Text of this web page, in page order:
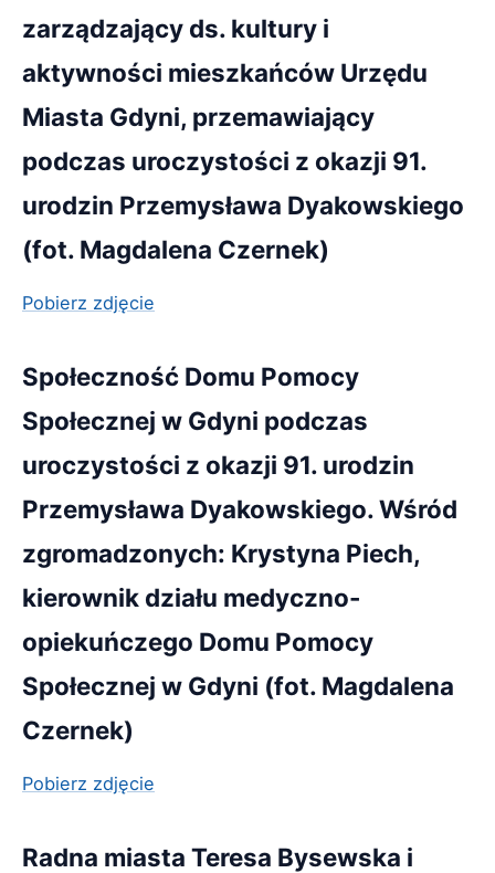
zarządzający ds. kultury i
aktywności mieszkańców Urzędu
Miasta Gdyni, przemawiający
podczas uroczystości z okazji 91.
urodzin Przemysława Dyakowskiego
(fot. Magdalena Czernek)
Pobierz zdjęcie
Społeczność Domu Pomocy
Społecznej w Gdyni podczas
uroczystości z okazji 91. urodzin
Przemysława Dyakowskiego. Wśród
zgromadzonych: Krystyna Piech,
kierownik działu medyczno-
opiekuńczego Domu Pomocy
Społecznej w Gdyni (fot. Magdalena
Czernek)
Pobierz zdjęcie
Radna miasta Teresa Bysewska i